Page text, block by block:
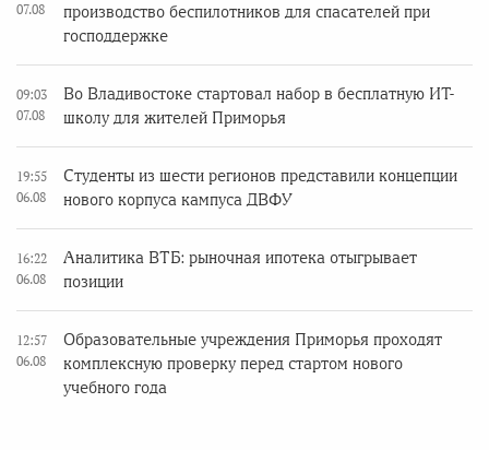
07.08
производство беспилотников для спасателей при
господдержке
09:03
07.08
Во Владивостоке стартовал набор в бесплатную ИТ-
школу для жителей Приморья
19:55
06.08
Студенты из шести регионов представили концепции
нового корпуса кампуса ДВФУ
16:22
06.08
Аналитика ВТБ: рыночная ипотека отыгрывает
позиции
12:57
06.08
Образовательные учреждения Приморья проходят
комплексную проверку перед стартом нового
учебного года